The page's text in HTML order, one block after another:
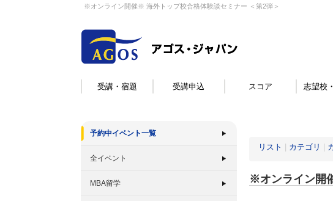
※オンライン開催※ 海外トップ校合格体験談セミナー ＜第2弾＞
受講・宿題 受講申込 スコア 志望校
予約中イベント一覧
全イベント
MBA留学
リスト カテゴリ
※オンライン開